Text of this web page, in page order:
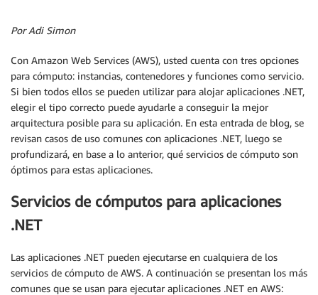
Por Adi Simon
Con Amazon Web Services (AWS), usted cuenta con tres opciones
para cómputo: instancias, contenedores y funciones como servicio.
Si bien todos ellos se pueden utilizar para alojar aplicaciones .NET,
elegir el tipo correcto puede ayudarle a conseguir la mejor
arquitectura posible para su aplicación. En esta entrada de blog, se
revisan casos de uso comunes con aplicaciones .NET, luego se
profundizará, en base a lo anterior, qué servicios de cómputo son
óptimos para estas aplicaciones.
Servicios de cómputos para aplicaciones
.NET
Las aplicaciones .NET pueden ejecutarse en cualquiera de los
servicios de cómputo de AWS. A continuación se presentan los más
comunes que se usan para ejecutar aplicaciones .NET en AWS: